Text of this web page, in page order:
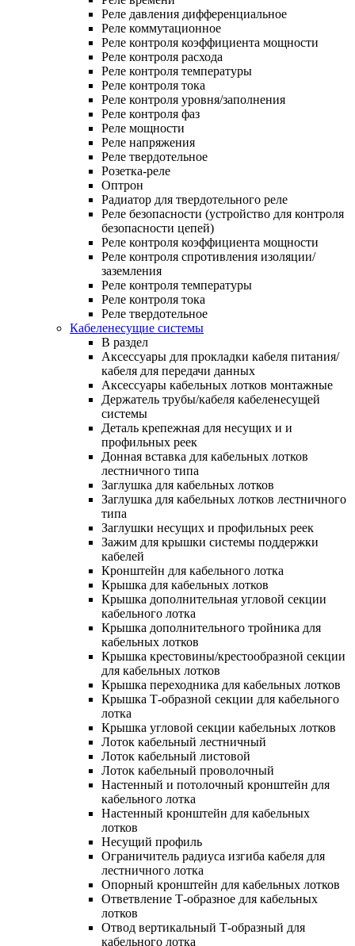
Реле давления дифференциальное
Реле коммутационное
Реле контроля коэффициента мощности
Реле контроля расхода
Реле контроля температуры
Реле контроля тока
Реле контроля уровня/заполнения
Реле контроля фаз
Реле мощности
Реле напряжения
Реле твердотельное
Розетка-реле
Оптрон
Радиатор для твердотельного реле
Реле безопасности (устройство для контроля
безопасности цепей)
Реле контроля коэффициента мощности
Реле контроля спротивления изоляции/
заземления
Реле контроля температуры
Реле контроля тока
Реле твердотельное
Кабеленесущие системы
В раздел
Аксессуары для прокладки кабеля питания/
кабеля для передачи данных
Аксессуары кабельных лотков монтажные
Держатель трубы/кабеля кабеленесущей
системы
Деталь крепежная для несущих и и
профильных реек
Донная вставка для кабельных лотков
лестничного типа
Заглушка для кабельных лотков
Заглушка для кабельных лотков лестничного
типа
Заглушки несущих и профильных реек
Зажим для крышки системы поддержки
кабелей
Кронштейн для кабельного лотка
Крышка для кабельных лотков
Крышка дополнительная угловой секции
кабельного лотка
Крышка дополнительного тройника для
кабельных лотков
Крышка крестовины/крестообразной секции
для кабельных лотков
Крышка переходника для кабельных лотков
Крышка Т-образной секции для кабельного
лотка
Крышка угловой секции кабельных лотков
Лоток кабельный лестничный
Лоток кабельный листовой
Лоток кабельный проволочный
Настенный и потолочный кронштейн для
кабельного лотка
Настенный кронштейн для кабельных
лотков
Несущий профиль
Ограничитель радиуса изгиба кабеля для
лестничного лотка
Опорный кронштейн для кабельных лотков
Ответвление Т-образное для кабельных
лотков
Отвод вертикальный Т-образный для
кабельного лотка